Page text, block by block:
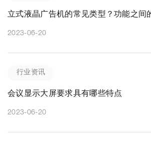
立式液晶广告机的常见类型？功能之间
2023-06-20
行业资讯
会议显示大屏要求具有哪些特点
2023-06-20